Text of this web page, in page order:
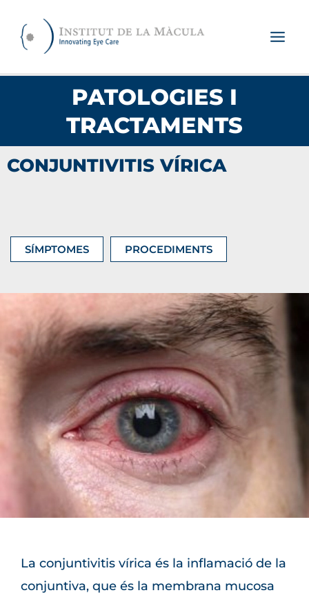
contingut
PATOLOGIES I
TRACTAMENTS
CONJUNTIVITIS VÍRICA
SÍMPTOMES PROCEDIMENTS
La conjuntivitis vírica és la inflamació de la
conjuntiva, que és la membrana mucosa